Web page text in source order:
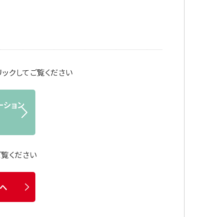
クしてご覧ください
ョン
ください